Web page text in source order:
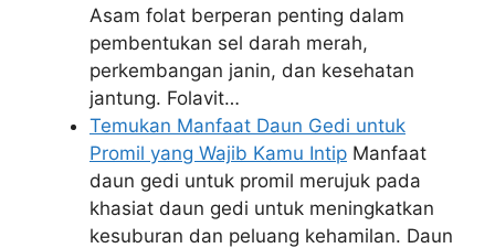
Asam folat berperan penting dalam
pembentukan sel darah merah,
perkembangan janin, dan kesehatan
jantung. Folavit…
Temukan Manfaat Daun Gedi untuk
Promil yang Wajib Kamu Intip Manfaat
daun gedi untuk promil merujuk pada
khasiat daun gedi untuk meningkatkan
kesuburan dan peluang kehamilan. Daun